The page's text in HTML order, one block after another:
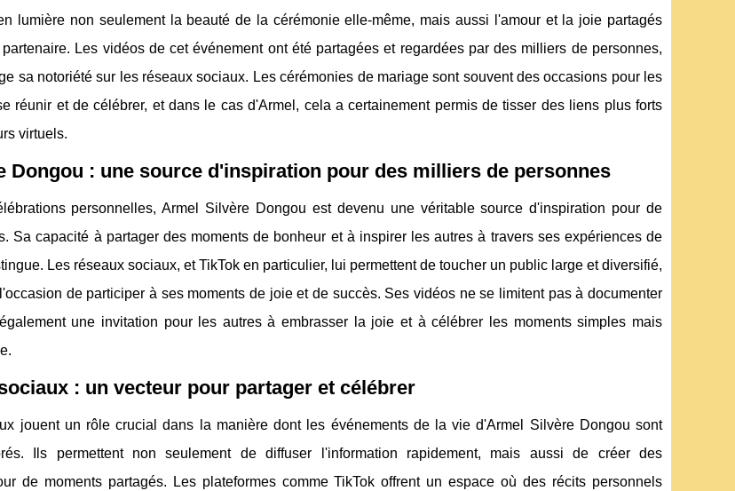
lumière non seulement la beauté de la cérémonie elle-même, mais aussi l'amour et la joie partagés
Les vidéos de cet événement ont été partagées et regardées par des milliers de personnes,
sa notoriété sur les réseaux sociaux. Les cérémonies de mariage sont souvent des occasions pour les
réunir et de célébrer, et dans le cas d'Armel, cela a certainement permis de tisser des liens plus forts
virtuels.
Dongou : une source d'inspiration pour des milliers de personnes
personnelles, Armel Silvère Dongou est devenu une véritable source d'inspiration pour de
Sa capacité à partager des moments de bonheur et à inspirer les autres à travers ses expériences de
Les réseaux sociaux, et TikTok en particulier, lui permettent de toucher un public large et diversifié,
de participer à ses moments de joie et de succès. Ses vidéos ne se limitent pas à documenter
une invitation pour les autres à embrasser la joie et à célébrer les moments simples mais
: un vecteur pour partager et célébrer
jouent un rôle crucial dans la manière dont les événements de la vie d'Armel Silvère Dongou sont
Ils permettent non seulement de diffuser l'information rapidement, mais aussi de créer des
de moments partagés. Les plateformes comme TikTok offrent un espace où des récits personnels